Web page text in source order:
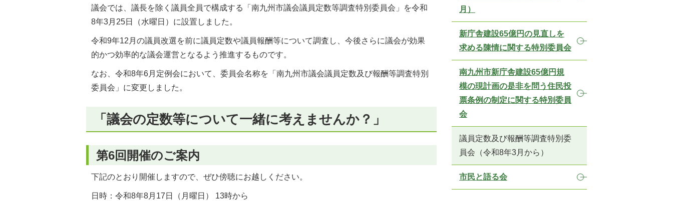
議会では、議長を除く議員全員で構成する「南九州市議会議員定数等調査特別委員会」を令和
8年3月25日（水曜日）に設置しました。
令和9年12月の議員改選を前に議員定数や議員報酬等について調査し、今後さらに議会が効果
的かつ効率的な議会運営となるよう推進するものです。
なお、令和8年6月定例会において、委員会名称を「南九州市議会議員定数及び報酬等調査特別
委員会」に変更しました。
「議会の定数等について一緒に考えませんか？」
第6回開催のご案内
下記のとおり開催しますので、ぜひ傍聴にお越しください。
日時：令和8年8月17日（月曜日） 13時から
月）
新庁舎建設65億円の見直しを
求める陳情に関する特別委員会
南九州市新庁舎建設65億円規
模の現計画の是非を問う住民投
票条例の制定に関する特別委員
会
議員定数及び報酬等調査特別委
員会（令和8年3月から）
市民と語る会